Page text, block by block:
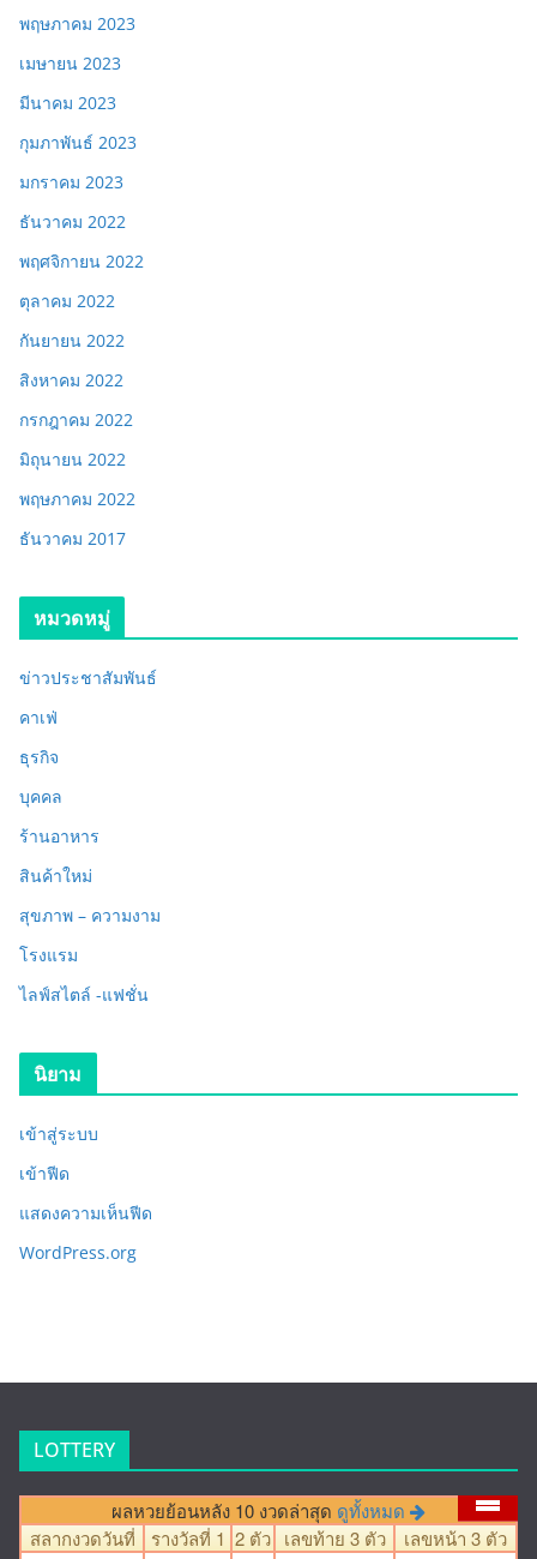
พฤษภาคม 2023
เมษายน 2023
มีนาคม 2023
กุมภาพันธ์ 2023
มกราคม 2023
ธันวาคม 2022
พฤศจิกายน 2022
ตุลาคม 2022
กันยายน 2022
สิงหาคม 2022
กรกฎาคม 2022
มิถุนายน 2022
พฤษภาคม 2022
ธันวาคม 2017
หมวดหมู่
ข่าวประชาสัมพันธ์
คาเฟ่
ธุรกิจ
บุคคล
ร้านอาหาร
สินค้าใหม่
สุขภาพ – ความงาม
โรงแรม
ไลฟ์สไตล์ -แฟชั่น
นิยาม
เข้าสู่ระบบ
เข้าฟีด
แสดงความเห็นฟีด
WordPress.org
LOTTERY